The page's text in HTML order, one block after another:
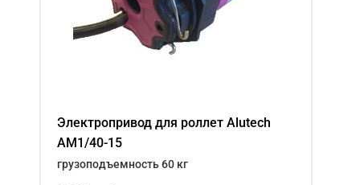
Электропривод для роллет Alutech
AM1/40-15
грузоподъемность 60 кг